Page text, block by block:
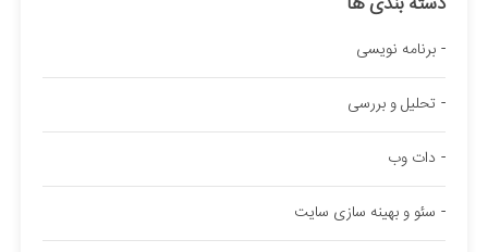
برنامه نویسی
تحلیل و بررسی
دات وب
سئو و بهینه سازی سایت